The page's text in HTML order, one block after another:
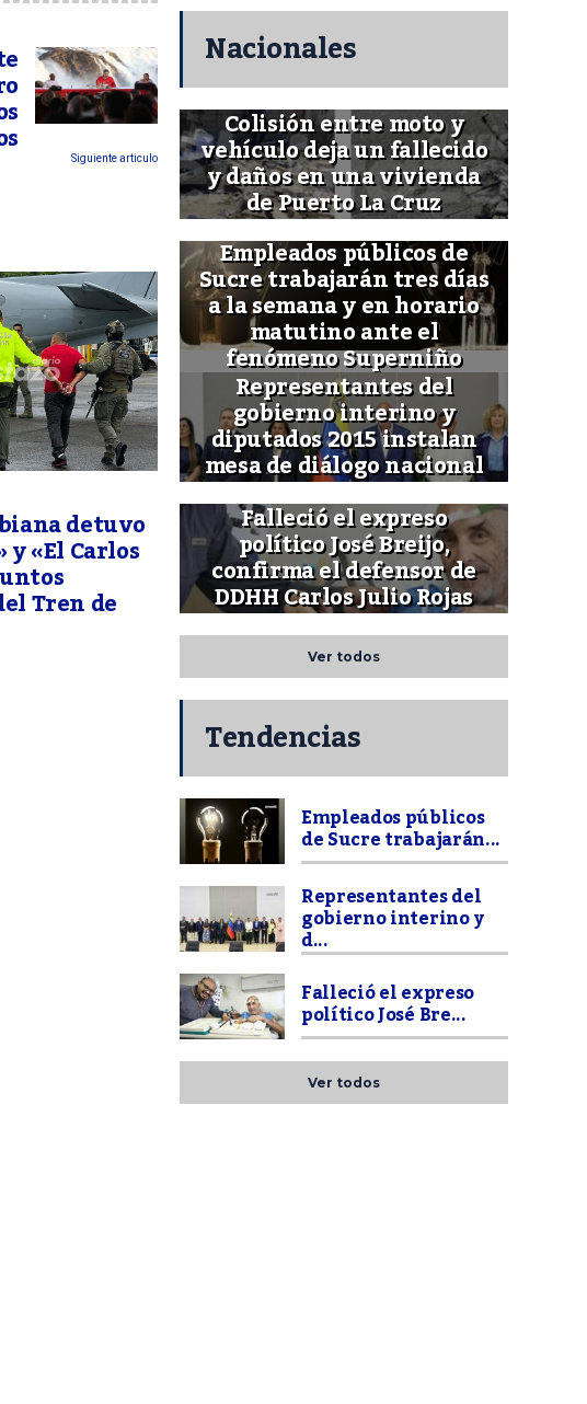
Siguiente articulo
detuvo
y «El Carlos
Tren de
Nacionales
Colisión entre moto y
vehículo deja un fallecido
y daños en una vivienda
de Puerto La Cruz
Empleados públicos de
Sucre trabajarán tres días
a la semana y en horario
matutino ante el
fenómeno Superniño
Representantes del
gobierno interino y
diputados 2015 instalan
mesa de diálogo nacional
Falleció el expreso
político José Breijo,
confirma el defensor de
DDHH Carlos Julio Rojas
Ver todos
Tendencias
Empleados públicos
de Sucre trabajarán...
Representantes del
gobierno interino y
d...
Falleció el expreso
político José Bre...
Ver todos